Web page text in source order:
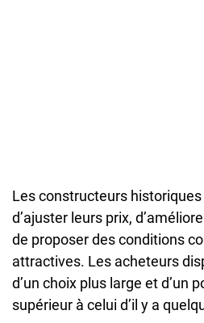
Les constructeurs
d’ajuster leurs prix,
de proposer des conditions
attractives. Les acheteurs
d’un choix plus large et d’un
supérieur à celui d’il y a